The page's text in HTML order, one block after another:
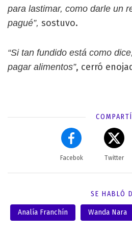
para lastimar, como darle un
pagué”, sostuvo.
“Si tan fundido está como
pagar alimentos”, cerró
COMPARTÍ
Facebok Twitter
SE HABLÓ
Analía Franchín Wanda Nara